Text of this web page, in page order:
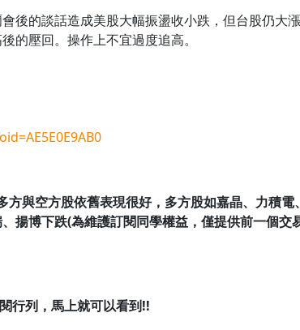
後的談話造成美股大幅振盪收小跌，但台股仍大
的壓回。操作上不宜過度追高。
與空方股依舊表現很好，多方股如嘉晶、力積電
揚博下跌(為維護訂閱同學權益，僅提供前一個交
行列，馬上就可以看到!!